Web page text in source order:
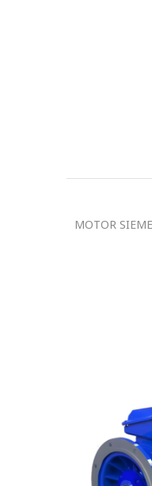
MOTOR